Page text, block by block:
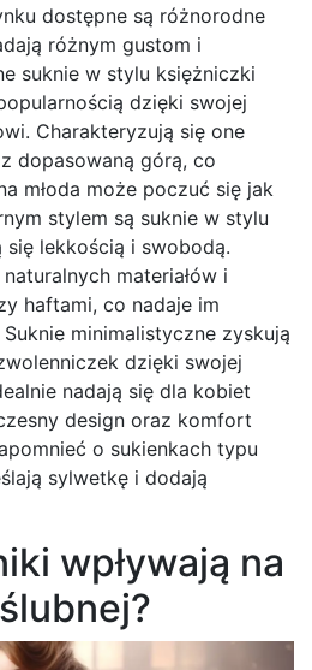
dostępne są różnorodne
różnym gustom i
suknie w stylu księżniczki
dzięki swojej
Charakteryzują się one
dopasowaną górą, co
młoda może poczuć się jak
stylem są suknie w stylu
lekkością i swobodą.
materiałów i
haftami, co nadaje im
minimalistyczne zyskują
dzięki swojej
nadają się dla kobiet
design oraz komfort
o sukienkach typu
sylwetkę i dodają
wpływają na